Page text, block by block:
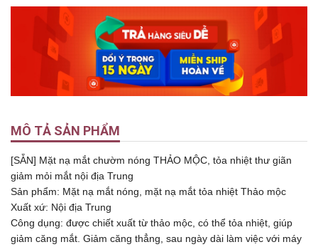
MÔ TẢ SẢN PHẨM
[SẴN] Mặt nạ mắt chườm nóng THẢO MỘC, tỏa nhiệt thư giãn
giảm mỏi mắt nội địa Trung
Sản phẩm: Mặt nạ mắt nóng, mặt nạ mắt tỏa nhiệt Thảo mộc
Xuất xứ: Nội địa Trung
Công dụng: được chiết xuất từ thảo mộc, có thể tỏa nhiệt, giúp
giảm căng mắt. Giảm căng thẳng, sau ngày dài làm việc với máy